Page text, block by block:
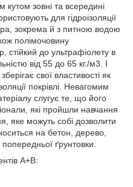
кутом зовні та всередині
для гідроізоляції
зокрема й з питною водою
полімочовину
стійкий до ультрафіолету в
від 55 до 65 кг./м3. І
свої властивості як
покрівлі. Невагомим
слугує те, що його
які пройшли навчання
яке можуть собі дозволити
на бетон, дерево,
ґрунтовки.
А+В: